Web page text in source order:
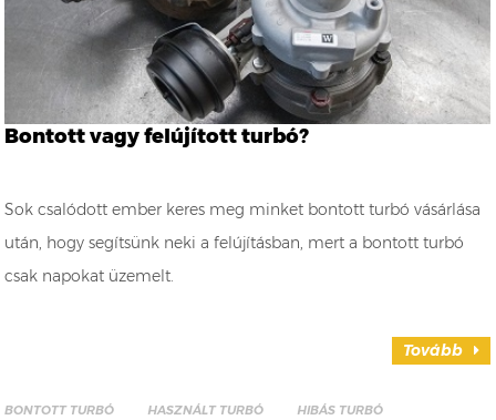
Bontott vagy felújított turbó?
Sok csalódott ember keres meg minket bontott turbó vásárlása
után, hogy segítsünk neki a felújításban, mert a bontott turbó
csak napokat üzemelt.
Tovább
BONTOTT TURBÓ HASZNÁLT TURBÓ
HIBÁS TURBÓ